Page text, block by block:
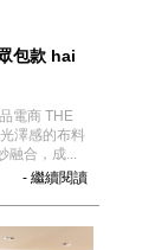
包款 hai
電商 THE
澤感的布料
融合，成...
- 繼續閱讀